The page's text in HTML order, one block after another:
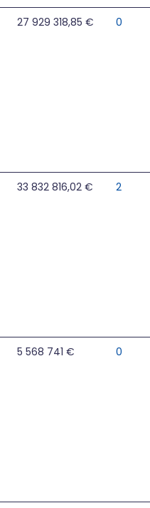
27 929 318,85 € 0
33 832 816,02 € 2
5 568 741 € 0